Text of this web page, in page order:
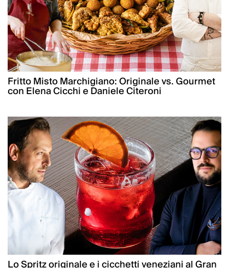
Fritto Misto Marchigiano: Originale vs. Gourmet
con Elena Cicchi e Daniele Citeroni
Lo Spritz originale e i cicchetti veneziani al Gran